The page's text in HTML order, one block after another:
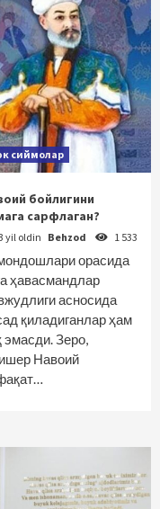
сиймолар
бойлигини
сарфлаган?
yil oldin Behzod 1 533
орасида
ҳавасманд­лар
асносида
қиладиганлар ҳам
эмасди. Зеро,
Навоий